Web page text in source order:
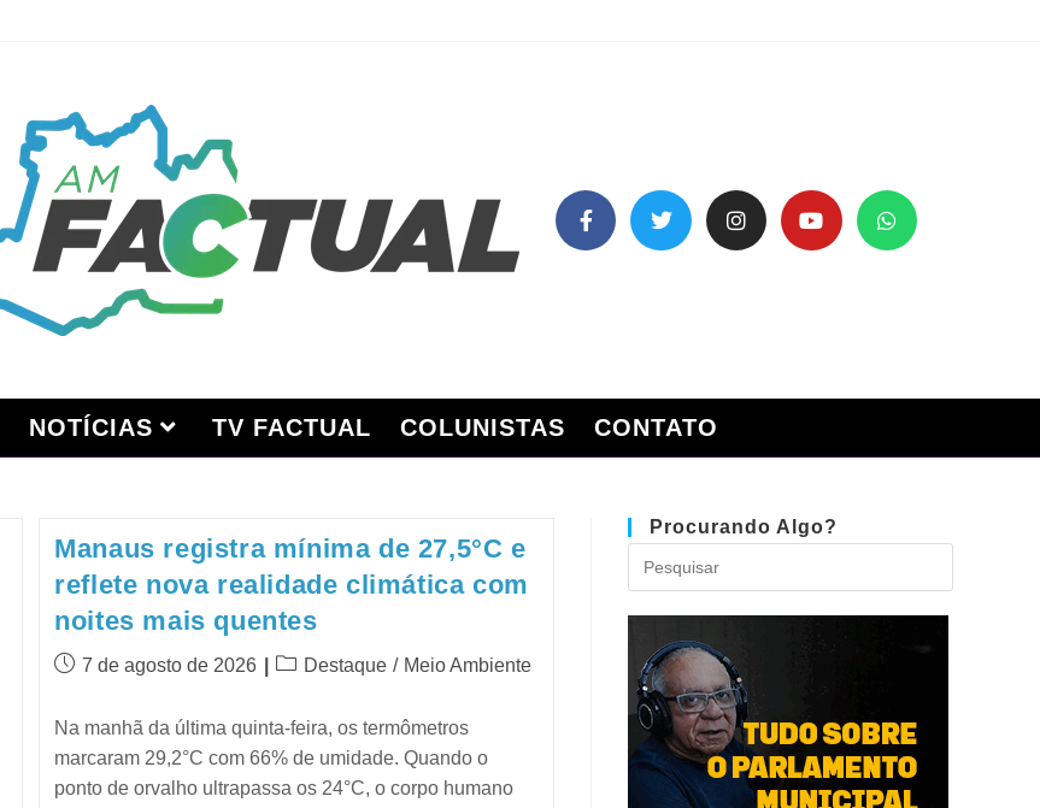
NOTÍCIAS TV FACTUAL COLUNISTAS CONTATO
Manaus registra mínima de 27,5°C e
reflete nova realidade climática com
noites mais quentes
7 de agosto de 2026 Destaque / Meio Ambiente
Na manhã da última quinta-feira, os termômetros
marcaram 29,2°C com 66% de umidade. Quando o
ponto de orvalho ultrapassa os 24°C, o corpo humano
Procurando Algo?